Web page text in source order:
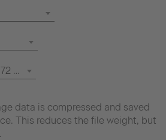
72 dpi
data is compressed and saved
This reduces the file weight, but